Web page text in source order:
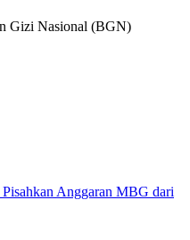
Gizi Nasional (BGN)
Anggaran MBG dari